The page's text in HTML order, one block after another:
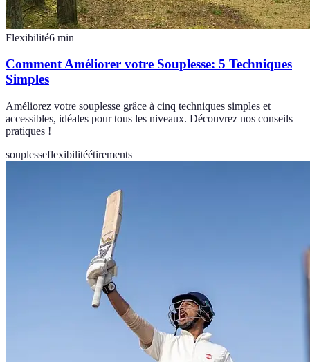
Flexibilité6 min
Comment Améliorer votre Souplesse: 5 Techniques
Simples
Améliorez votre souplesse grâce à cinq techniques simples et
accessibles, idéales pour tous les niveaux. Découvrez nos conseils
pratiques !
souplesseflexibilitéétirements